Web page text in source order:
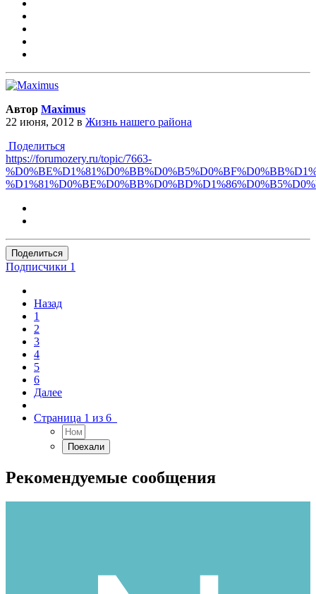
Автор Maximus
22 июня, 2012 в Жизнь нашего района
Поделиться
https://forumozery.ru/topic/7663-
Поделиться
Подписчики 1
Назад
1
2
3
4
5
6
Далее
Страница 1 из 6
Рекомендуемые сообщения